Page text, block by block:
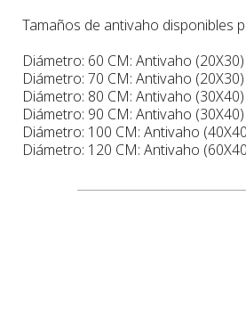
Tamaños de antivaho disponibles
Diámetro: 60 CM: Antivaho (20X30)
Diámetro: 70 CM: Antivaho (20X30)
Diámetro: 80 CM: Antivaho (30X40)
Diámetro: 90 CM: Antivaho (30X40)
Diámetro: 100 CM: Antivaho
Diámetro: 120 CM: Antivaho